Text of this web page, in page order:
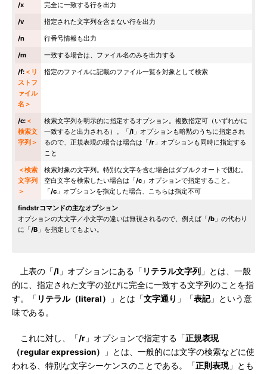
/x
完全に一致する行を出力
/v
指定された文字列を含まない行を出力
/n
行番号情報も出力
/m
一致する場合は、ファイル名のみを出力する
/f:＜リ
ストフ
ァイル
名＞
指定のファイルに記載のファイル一覧を対象として検索
/c:＜
検索文
字列＞
検索文字列を明示的に指定するオプション。複数指定可（いずれかに
一致すると出力される）。「/l 」オプションも暗黙のうちに指定され
るので、正規表現の場合は場合は「/r 」オプションも同時に指定する
こと
＜検索
文字列
＞
検索対象の文字列。特別な文字を含む場合はダブルクオートで囲む。
空白文字を検索したい場合は「/c 」オプションで指定すること。
「/c 」オプションを指定した場合、こちらは指定不可
findstrコマンドの主なオプション
オプションの大文字／小文字の違いは無視されるので、例えば「/b 」の代わり
に「/B 」を指定してもよい。
上表の「/l 」オプションにある「 リテラル文字列 」とは、一般
的に、指定された文字の並びに完全に一致する文字列のことを指
す。「 リテラル（literal） 」とは「文字通り 」「表記」という意
味である。
これに対し、「/r 」オプションで指定する「正規表現
（regular expression）
」とは、一般的には文字の検索などに使
われる、特別な文字シーケンスのことである。「正則表現」とも